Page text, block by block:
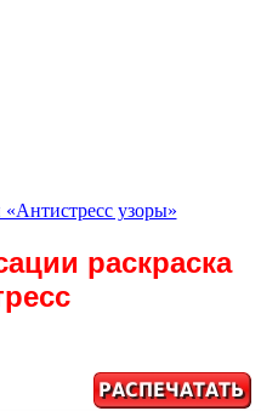
«Антистресс узоры»
раскраска